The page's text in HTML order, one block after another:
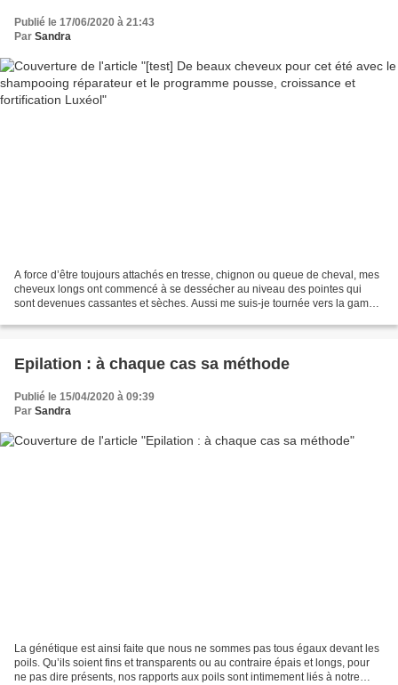
Publié le 17/06/2020 à 21:43
Par Sandra
A force d’être toujours attachés en tresse, chignon ou queue de cheval, mes
cheveux longs ont commencé à se dessécher au niveau des pointes qui
sont devenues cassantes et sèches. Aussi me suis-je tournée vers la gamme
Epilation : à chaque cas sa méthode
Publié le 15/04/2020 à 09:39
Par Sandra
La génétique est ainsi faite que nous ne sommes pas tous égaux devant les
poils. Qu’ils soient fins et transparents ou au contraire épais et longs, pour
ne pas dire présents, nos rapports aux poils sont intimement liés à notre